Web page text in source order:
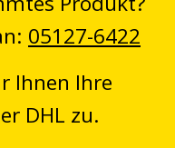
05127-6422
Ihnen Ihre
DHL zu.